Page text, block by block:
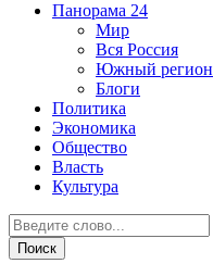
Панорама 24
Мир
Вся Россия
Южный регион
Блоги
Политика
Экономика
Общество
Власть
Культура